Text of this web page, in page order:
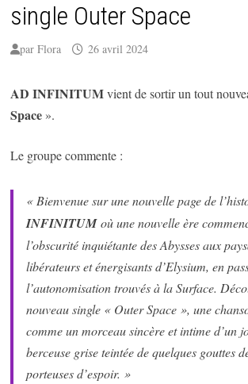
single Outer Space
parFlora 26 avril 2024
AD INFINITUMvient de sortir un tout
Space ».
Le groupe commente :
« Bienvenue sur une nouvelle page de
INFINITUMoù une nouvelle ère
l’obscurité inquiétante des Abysses aux
libérateurs et énergisants d’Elysium, en
l’autonomisation trouvés à la Surface.
nouveau single « Outer Space », une
comme un morceau sincère et intime d’un
berceuse grise teintée de quelques gouttes
porteuses d’espoir. »